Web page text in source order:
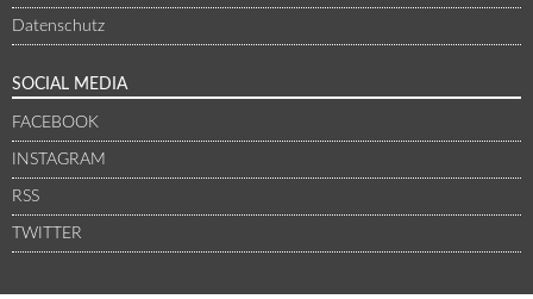
Datenschutz
SOCIAL MEDIA
FACEBOOK
INSTAGRAM
RSS
TWITTER